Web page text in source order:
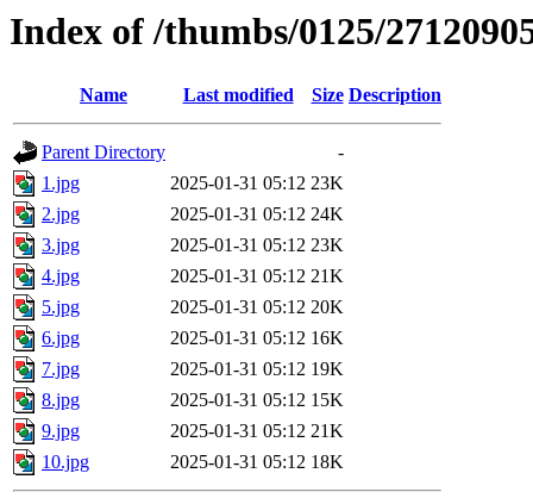
Index of /thumbs/0125/
Name Last modified Size Description
Parent Directory
-
1.jpg
2025-01-31 05:12 23K
2.jpg
2025-01-31 05:12 24K
3.jpg
2025-01-31 05:12 23K
4.jpg
2025-01-31 05:12 21K
5.jpg
2025-01-31 05:12 20K
6.jpg
2025-01-31 05:12 16K
7.jpg
2025-01-31 05:12 19K
8.jpg
2025-01-31 05:12 15K
9.jpg
2025-01-31 05:12 21K
10.jpg
2025-01-31 05:12 18K